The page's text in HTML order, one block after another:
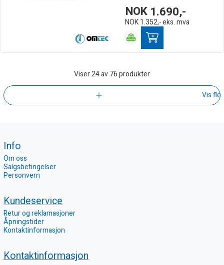
NOK 1.690,-
NOK 1.352,-eks. mva
Viser24av 76 produkter
Vis
Info
Om oss
Salgsbetingelser
Personvern
Kundeservice
Retur og reklamasjoner
Åpningstider
Kontaktinformasjon
Kontaktinformasjon